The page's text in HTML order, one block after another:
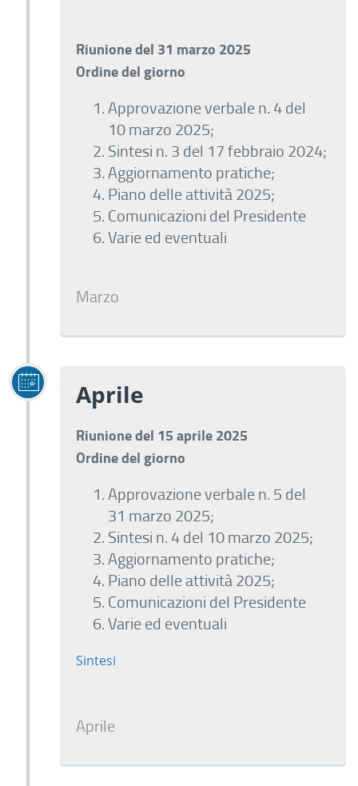
Riunione del 31 marzo 2025
Ordine del giorno
Approvazione verbale n. 4 del
10 marzo 2025;
Sintesi n. 3 del 17 febbraio 2024;
Aggiornamento pratiche;
Piano delle attività 2025;
Comunicazioni del Presidente
Varie ed eventuali
Marzo
Aprile
Riunione del 15 aprile 2025
Ordine del giorno
Approvazione verbale n. 5 del
31 marzo 2025;
Sintesi n. 4 del 10 marzo 2025;
Aggiornamento pratiche;
Piano delle attività 2025;
Comunicazioni del Presidente
Varie ed eventuali
Sintesi
Aprile